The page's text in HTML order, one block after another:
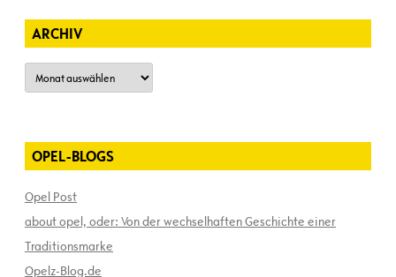
ARCHIV
Archiv
OPEL-BLOGS
Opel Post
about opel, oder: Von der wechselhaften Geschichte einer
Traditionsmarke
Opelz-Blog.de